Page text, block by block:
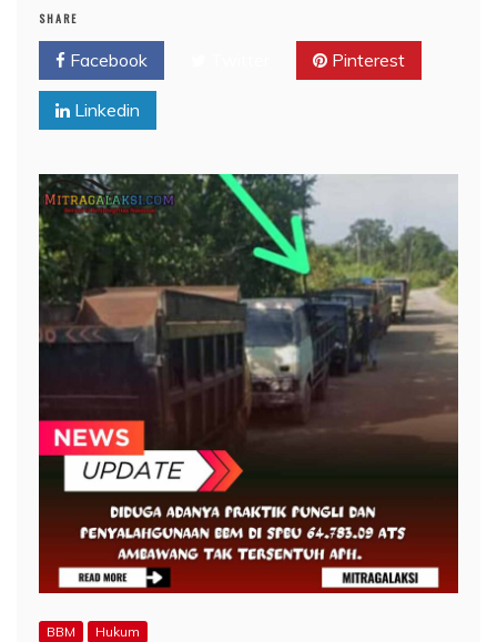
SHARE
Facebook Pinterest
Linkedin
BBM Hukum